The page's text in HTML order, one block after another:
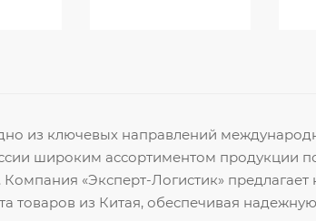
из ключевых направлений
широким ассортиментом продукции
«Эксперт-Логистик»
товаров из Китая, обеспечивая